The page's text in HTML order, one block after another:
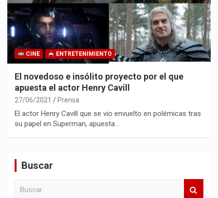
CINE ENTRETENIMIENTO
El novedoso e insólito proyecto por el que
apuesta el actor Henry Cavill
27/06/2021 Prensa
El actor Henry Cavill que se vio envuelto en polémicas tras
su papel en Superman, apuesta…
Buscar